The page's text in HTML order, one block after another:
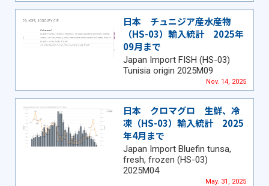
日本 チュニジア産水産物
（HS-03）輸入統計 2025年
09月まで
Japan Import FISH (HS-03)
Tunisia origin 2025M09
Nov. 14, 2025
日本 クロマグロ 生鮮、冷
凍（HS-03）輸入統計 2025
年4月まで
Japan Import Bluefin tunsa,
fresh, frozen (HS-03)
2025M04
May. 31, 2025